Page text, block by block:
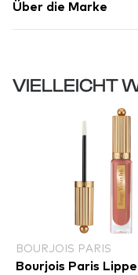
Über die Marke
VIELLEICHT
BOURJOIS PARIS
Bourjois Paris